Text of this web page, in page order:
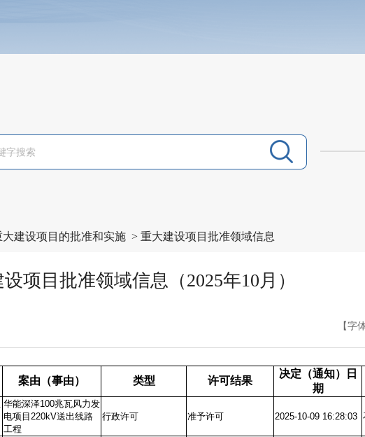
大建设项目的批准和实施 > 重大建设项目批准领域信息
项目批准领域信息（2025年10月）
【字
案由（事由） 类型 许可结果
决定（通知）日
期
华能深泽100兆瓦风力发
电项目220kV送出线路
工程
行政许可 准予许可 2025-10-09 16:28:03